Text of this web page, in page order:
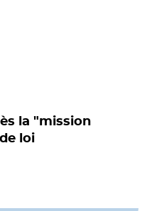
la "mission
loi